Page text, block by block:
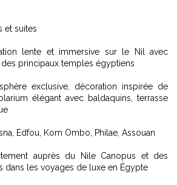
et suites
lente et immersive sur le Nil avec
principaux temples égyptiens
exclusive, décoration inspirée de
élégant avec baldaquins, terrasse
Edfou, Kom Ombo, Philae, Assouan
auprès du Nile Canopus et des
dans les voyages de luxe en Égypte